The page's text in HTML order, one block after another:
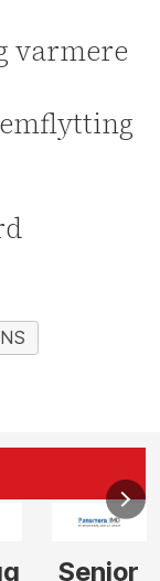
varmere